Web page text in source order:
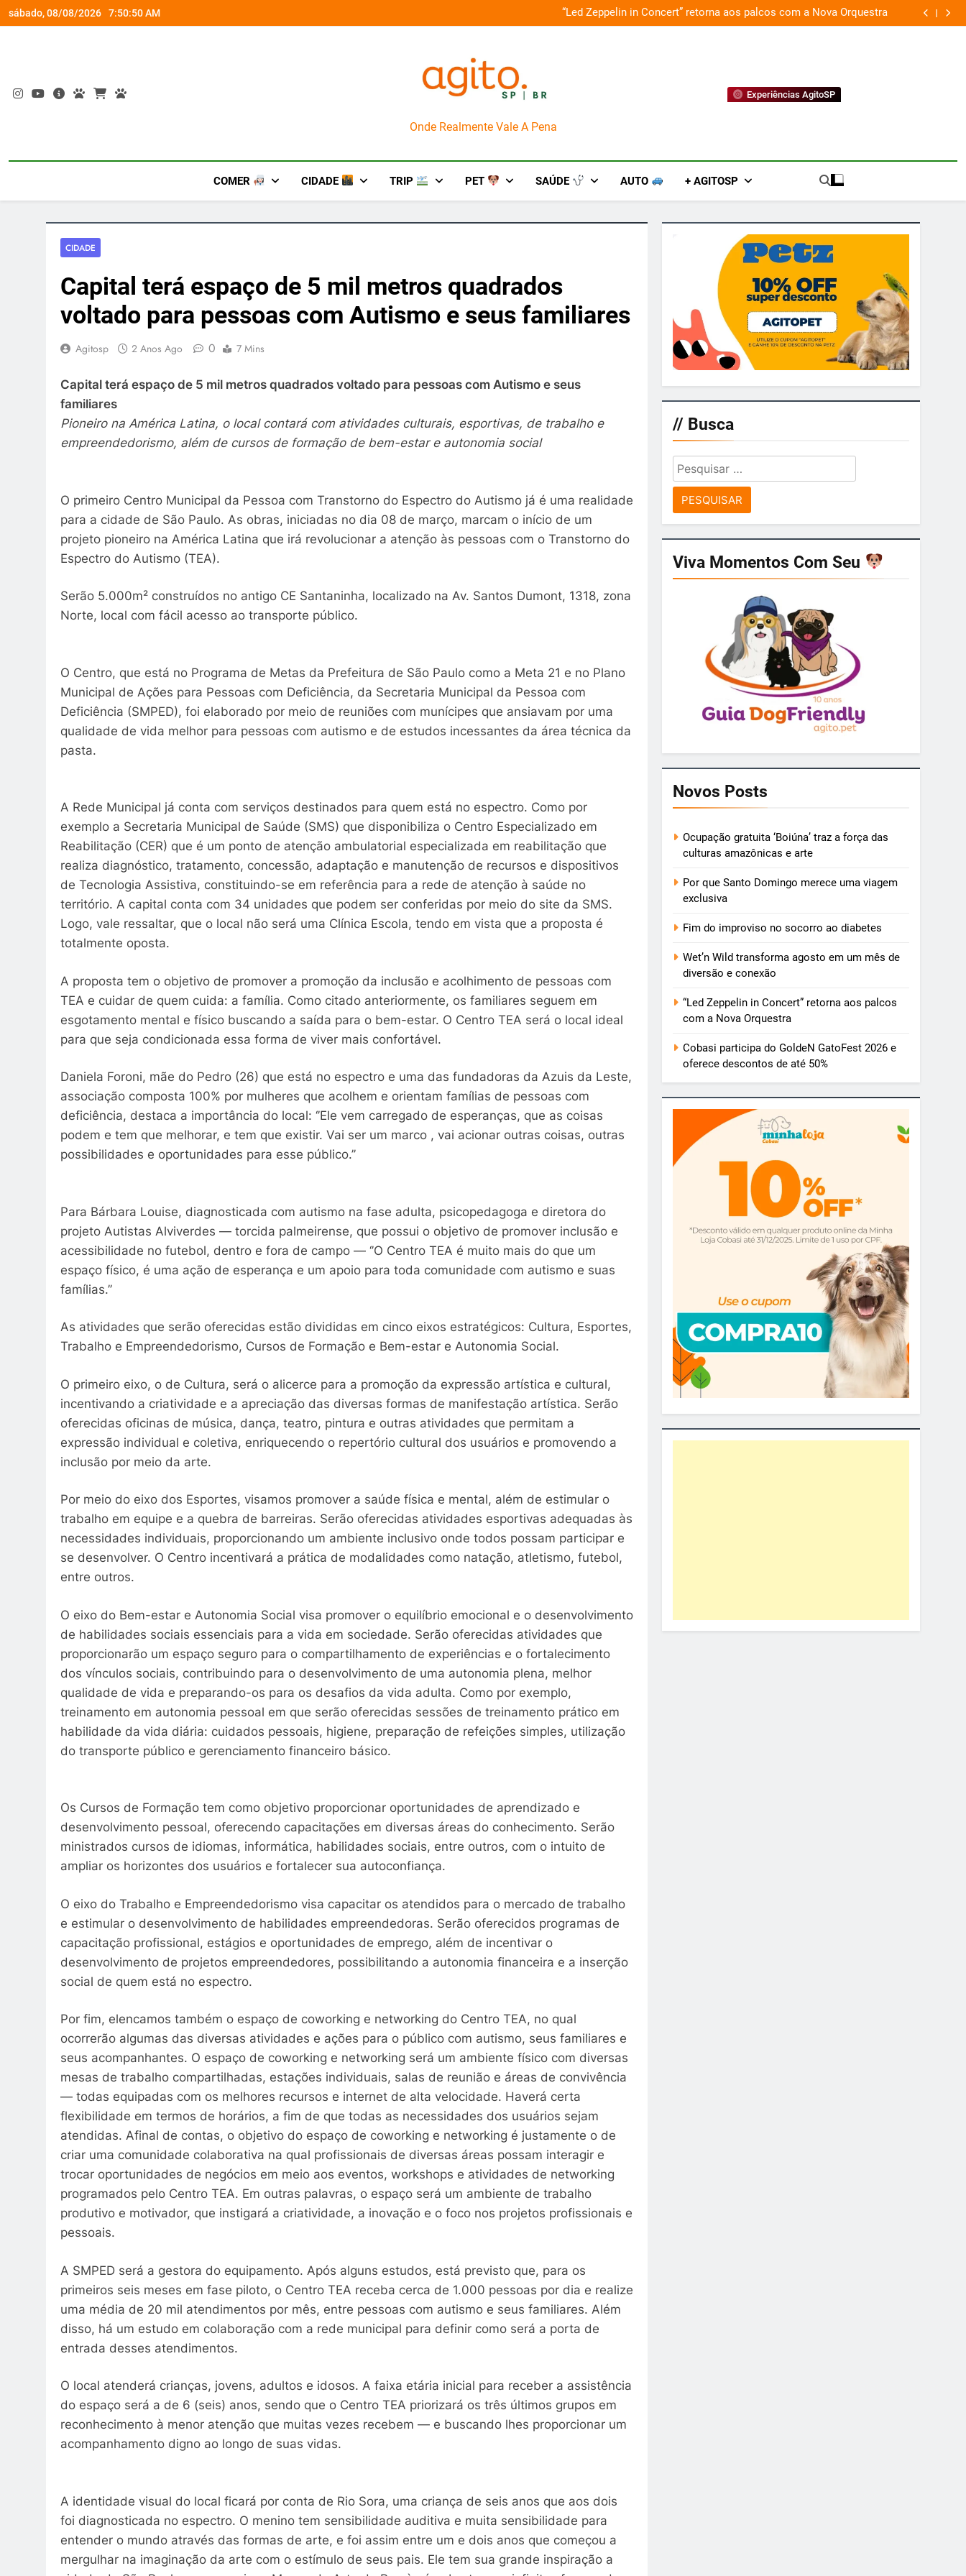
Skip
to
sábado, 08/08/2026 7:50:50 AM
ao diabetes “Led Zeppelin in Concert” retorna aos palcos com a Nova Orquestra Cobasi
AgitoSP
Onde Realmente Vale A Pena
Experiências AgitoSP
COMER CIDADE TRIP PET SAÚDE AUTO + AGITOSP
CIDADE
Capital terá espaço de 5 mil metros quadrados
voltado para pessoas com Autismo e seus familiares
Agitosp 2 Anos Ago 0 7 Mins
Capital terá espaço de 5 mil metros quadrados voltado para pessoas com Autismo e seus
familiares
Pioneiro na América Latina, o local contará com atividades culturais, esportivas, de trabalho e
empreendedorismo, além de cursos de formação de bem-estar e autonomia social
O primeiro Centro Municipal da Pessoa com Transtorno do Espectro do Autismo já é uma realidade
para a cidade de São Paulo. As obras, iniciadas no dia 08 de março, marcam o início de um
projeto pioneiro na América Latina que irá revolucionar a atenção às pessoas com o Transtorno do
Espectro do Autismo (TEA).
Serão 5.000m² construídos no antigo CE Santaninha, localizado na Av. Santos Dumont, 1318, zona
Norte, local com fácil acesso ao transporte público.
O Centro, que está no Programa de Metas da Prefeitura de São Paulo como a Meta 21 e no Plano
Municipal de Ações para Pessoas com Deficiência, da Secretaria Municipal da Pessoa com
Deficiência (SMPED), foi elaborado por meio de reuniões com munícipes que ansiavam por uma
qualidade de vida melhor para pessoas com autismo e de estudos incessantes da área técnica da
pasta.
A Rede Municipal já conta com serviços destinados para quem está no espectro. Como por
exemplo a Secretaria Municipal de Saúde (SMS) que disponibiliza o Centro Especializado em
Reabilitação (CER) que é um ponto de atenção ambulatorial especializada em reabilitação que
realiza diagnóstico, tratamento, concessão, adaptação e manutenção de recursos e dispositivos
de Tecnologia Assistiva, constituindo-se em referência para a rede de atenção à saúde no
território. A capital conta com 34 unidades que podem ser conferidas por meio do site da SMS.
Logo, vale ressaltar, que o local não será uma Clínica Escola, tendo em vista que a proposta é
totalmente oposta.
A proposta tem o objetivo de promover a promoção da inclusão e acolhimento de pessoas com
TEA e cuidar de quem cuida: a família. Como citado anteriormente, os familiares seguem em
esgotamento mental e físico buscando a saída para o bem-estar. O Centro TEA será o local ideal
para que seja condicionada essa forma de viver mais confortável.
Daniela Foroni, mãe do Pedro (26) que está no espectro e uma das fundadoras da Azuis da Leste,
associação composta 100% por mulheres que acolhem e orientam famílias de pessoas com
deficiência, destaca a importância do local: ‘’Ele vem carregado de esperanças, que as coisas
podem e tem que melhorar, e tem que existir. Vai ser um marco , vai acionar outras coisas, outras
possibilidades e oportunidades para esse público.’’
Para Bárbara Louise, diagnosticada com autismo na fase adulta, psicopedagoga e diretora do
projeto Autistas Alviverdes — torcida palmeirense, que possui o objetivo de promover inclusão e
acessibilidade no futebol, dentro e fora de campo — ‘’O Centro TEA é muito mais do que um
espaço físico, é uma ação de esperança e um apoio para toda comunidade com autismo e suas
famílias.’’
As atividades que serão oferecidas estão divididas em cinco eixos estratégicos: Cultura, Esportes,
Trabalho e Empreendedorismo, Cursos de Formação e Bem-estar e Autonomia Social.
O primeiro eixo, o de Cultura, será o alicerce para a promoção da expressão artística e cultural,
incentivando a criatividade e a apreciação das diversas formas de manifestação artística. Serão
oferecidas oficinas de música, dança, teatro, pintura e outras atividades que permitam a
expressão individual e coletiva, enriquecendo o repertório cultural dos usuários e promovendo a
inclusão por meio da arte.
Por meio do eixo dos Esportes, visamos promover a saúde física e mental, além de estimular o
trabalho em equipe e a quebra de barreiras. Serão oferecidas atividades esportivas adequadas às
necessidades individuais, proporcionando um ambiente inclusivo onde todos possam participar e
se desenvolver. O Centro incentivará a prática de modalidades como natação, atletismo, futebol,
entre outros.
O eixo do Bem-estar e Autonomia Social visa promover o equilíbrio emocional e o desenvolvimento
de habilidades sociais essenciais para a vida em sociedade. Serão oferecidas atividades que
proporcionarão um espaço seguro para o compartilhamento de experiências e o fortalecimento
dos vínculos sociais, contribuindo para o desenvolvimento de uma autonomia plena, melhor
qualidade de vida e preparando-os para os desafios da vida adulta. Como por exemplo,
treinamento em autonomia pessoal em que serão oferecidas sessões de treinamento prático em
habilidade da vida diária: cuidados pessoais, higiene, preparação de refeições simples, utilização
do transporte público e gerenciamento financeiro básico.
Os Cursos de Formação tem como objetivo proporcionar oportunidades de aprendizado e
desenvolvimento pessoal, oferecendo capacitações em diversas áreas do conhecimento. Serão
ministrados cursos de idiomas, informática, habilidades sociais, entre outros, com o intuito de
ampliar os horizontes dos usuários e fortalecer sua autoconfiança.
O eixo do Trabalho e Empreendedorismo visa capacitar os atendidos para o mercado de trabalho
e estimular o desenvolvimento de habilidades empreendedoras. Serão oferecidos programas de
capacitação profissional, estágios e oportunidades de emprego, além de incentivar o
desenvolvimento de projetos empreendedores, possibilitando a autonomia financeira e a inserção
social de quem está no espectro.
Por fim, elencamos também o espaço de coworking e networking do Centro TEA, no qual
ocorrerão algumas das diversas atividades e ações para o público com autismo, seus familiares e
seus acompanhantes. O espaço de coworking e networking será um ambiente físico com diversas
mesas de trabalho compartilhadas, estações individuais, salas de reunião e áreas de convivência
— todas equipadas com os melhores recursos e internet de alta velocidade. Haverá certa
flexibilidade em termos de horários, a fim de que todas as necessidades dos usuários sejam
atendidas. Afinal de contas, o objetivo do espaço de coworking e networking é justamente o de
criar uma comunidade colaborativa na qual profissionais de diversas áreas possam interagir e
trocar oportunidades de negócios em meio aos eventos, workshops e atividades de networking
programados pelo Centro TEA. Em outras palavras, o espaço será um ambiente de trabalho
produtivo e motivador, que instigará a criatividade, a inovação e o foco nos projetos profissionais e
pessoais.
A SMPED será a gestora do equipamento. Após alguns estudos, está previsto que, para os
primeiros seis meses em fase piloto, o Centro TEA receba cerca de 1.000 pessoas por dia e realize
uma média de 20 mil atendimentos por mês, entre pessoas com autismo e seus familiares. Além
disso, há um estudo em colaboração com a rede municipal para definir como será a porta de
entrada desses atendimentos.
O local atenderá crianças, jovens, adultos e idosos. A faixa etária inicial para receber a assistência
do espaço será a de 6 (seis) anos, sendo que o Centro TEA priorizará os três últimos grupos em
reconhecimento à menor atenção que muitas vezes recebem — e buscando lhes proporcionar um
acompanhamento digno ao longo de suas vidas.
A identidade visual do local ficará por conta de Rio Sora, uma criança de seis anos que aos dois
foi diagnosticada no espectro. O menino tem sensibilidade auditiva e muita sensibilidade para
entender o mundo através das formas de arte, e foi assim entre um e dois anos que começou a
mergulhar na imaginação da arte com o estímulo de seus pais. Ele tem sua grande inspiração a
// Busca
Pesquisar
por:
Viva Momentos Com Seu
Novos Posts
Ocupação gratuita ‘Boiúna’ traz a força das
culturas amazônicas e arte
Por que Santo Domingo merece uma viagem
exclusiva
Fim do improviso no socorro ao diabetes
Wet’n Wild transforma agosto em um mês de
diversão e conexão
“Led Zeppelin in Concert” retorna aos palcos
com a Nova Orquestra
Cobasi participa do GoldeN GatoFest 2026 e
oferece descontos de até 50%